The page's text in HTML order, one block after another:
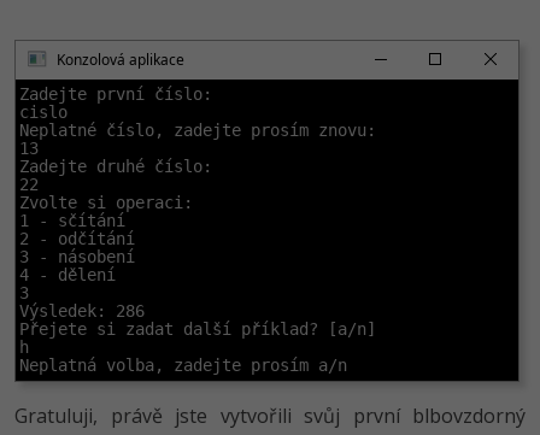
Konzolová aplikace
Zadejte první číslo:
cislo
Neplatné číslo, zadejte prosím znovu:
13
Zadejte druhé číslo:
22
Zvolte si operaci:
1 - sčítání
2 - odčítání
3 - násobení
4 - dělení
3
Výsledek: 286
Přejete si zadat další příklad? [a/n]
h
Neplatná volba, zadejte prosím a/n
Gratuluji, právě jste vytvořili svůj první blbovzdorný